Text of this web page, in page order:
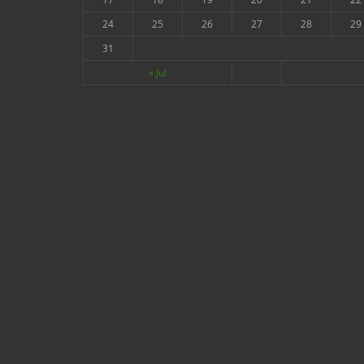
« Jul
24
25 26 27 28
29
31